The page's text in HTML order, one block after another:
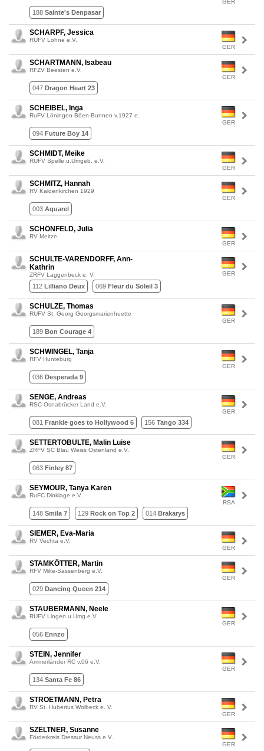
GER
188 Sainte's Denpasar
GER
SCHARPF, Jessica
RUFV Lohne e.V.
GER
SCHARTMANN, Isabeau
RFZV Beesten e.V.
047 Dragon Heart 23
GER
SCHEIBEL, Inga
RuFV Löningen-Böen-Bunnen v.1927 e.
094 Future Boy 14
GER
SCHMIDT, Meike
RUFV Spelle u.Umgeb. e.V.
GER
SCHMITZ, Hannah
RV Kaldenkirchen 1929
003 Aquarel
GER
SCHÖNFELD, Julia
RV Meitze
GER
SCHULTE-VARENDORFF, Ann-
Kathrin
ZRFV Laggenbeck e. V.
112 Lilliano Deux 069 Fleur du Soleil 3
GER
SCHULZE, Thomas
RUFV St. Georg Georgsmarienhuette
189 Bon Courage 4
GER
SCHWINGEL, Tanja
RFV Hunteburg
036 Desperada 9
GER
SENGE, Andreas
RSC Osnabrücker Land e.V.
081 Frankie goes to Hollywood 6 156 Tango 334
GER
SETTERTOBULTE, Malin Luise
ZRFV SC Blau Weiss Ostenland e.V.
063 Finley 87
RSA
SEYMOUR, Tanya Karen
RuFC Dinklage e.V.
148 Smila 7 129 Rock on Top 2 014 Brakarys
GER
SIEMER, Eva-Maria
RV Vechta e.V.
GER
STAMKÖTTER, Martin
RFV Milte-Sassenberg e.V.
029 Dancing Queen 214
GER
STAUBERMANN, Neele
RUFV Lingen u.Umg.e.V.
056 Ennzo
GER
STEIN, Jennifer
Ammerländer RC v.06 e.V.
134 Santa Fe 86
GER
STROETMANN, Petra
RV St. Hubertus Wolbeck e. V.
GER
SZELTNER, Susanne
Förderkreis Dressur Neuss e.V.